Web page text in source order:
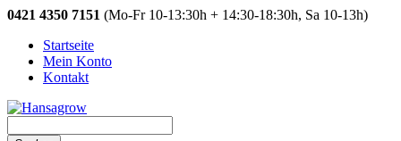
0421 4350 7151 (Mo-Fr 10-13:30h + 14:30-18:30h, Sa 10-13h)
Startseite
Mein Konto
Kontakt